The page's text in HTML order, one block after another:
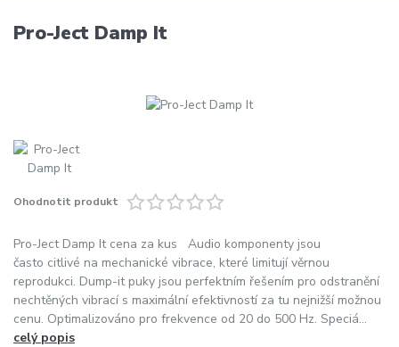
Pro-Ject Damp It
Ohodnotit produkt
Pro-Ject Damp It cena za kus Audio komponenty jsou
často citlivé na mechanické vibrace, které limitují věrnou
reprodukci. Dump-it puky jsou perfektním řešením pro odstranění
nechtěných vibrací s maximální efektivností za tu nejnižší možnou
cenu. Optimalizováno pro frekvence od 20 do 500 Hz. Speciá...
celý popis